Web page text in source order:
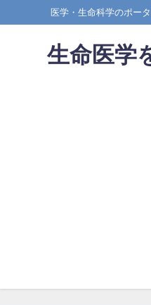
医学・生命科学のポー
生命医学